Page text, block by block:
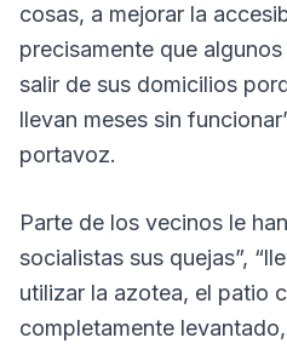
cosas, a mejorar la
precisamente que
salir de sus domicilios
llevan meses sin
portavoz.
Parte de los vecinos le
socialistas sus quejas”,
utilizar la azotea, el patio
completamente